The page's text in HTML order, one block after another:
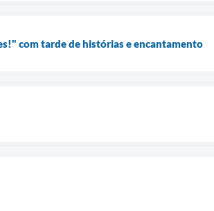
com tarde de histórias e encantamento